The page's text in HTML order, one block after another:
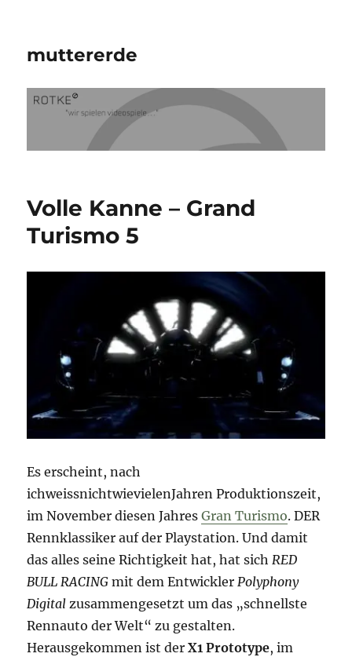
muttererde
Volle Kanne – Grand
Turismo 5
Es erscheint, nach
ichweissnichtwievielenJahren Produktionszeit,
im November diesen JahresGran Turismo. DER
Rennklassiker auf der Playstation. Und damit
das alles seine Richtigkeit hat, hat sichRED
BULL RACING mit dem EntwicklerPolyphony
Digital zusammengesetzt um das „schnellste
Rennauto der Welt“ zu gestalten.
Herausgekommen ist derX1 Prototype, im